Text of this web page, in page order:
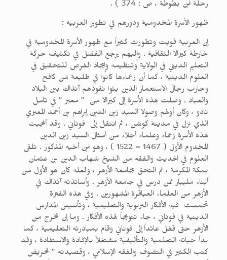
رحلة ابن بطوطة ، ص : 374 ) .
ظهور الأسرة المخدومية ودورهم في تطوير العربية :
إن العربية قويت وتطورت كثيراً مع ظهور الأسرة المخدومية في
خارطة كيرالا الثقافية . وإليهم يرجع الفضل في تكثيف حركة
التعليم الديني في الولاية وتنظيمه وإيجاد الفرص للتحقيق في
العلوم الدينية ، كما أن زعماءها كانوا في طليعة مَن كافح
وحارب رجالَ الاستعمار الذين بثوا نفوذهم آنذاك بين البلاد
والعباد . وصلت هذه الأسرة إلى كيرالا من ” معبر ” في تامل
نادو ، وكان أولهم وصولا السيد زين الدين إبراهم بن أحمد المعبري
الذي نزل في مدينة كوشن ، ثم انتقل إلى فوناني . وقد أنجبت
هذه الأسرة زعماء وعلماء أجلاء من أمثال السيد زين الدين
المخدوم الأول ( 1467 – 1522 ) ، وهو ابن أخيه المذكور . تلقى
العلوم في الحديث والفقه من الشيخ شهاب الدين بن عثمان
بمكة المكرمة ، ثم التحق بجامعة الأزهر ، ولعله كان هو الأول من
أبناء مليبار ممن درس في جامعة الأزهر . وأساتذته آنذاك في
الأزهر من العلماء العباقرة المشهورين . وفي هذه الفترة
تحمست فيه الأفكار التربوية والتعليمية ، وتأسيس المدارس
الدينية في فوناني ، جاء تتويجاً لهذه الأفكار . وما إن تخرج من
الأزهر حتى قفل عائداً إلى فوناني وقام بمبادرته التعليمية ، كما
بدأ حياته التعلمية والتأليفية مشتغلاً بالإفادة والاستفادة ، وقد
كتب الكثير في التصّوف والفقه الإسلامي ، وقصيدته ” تحريض